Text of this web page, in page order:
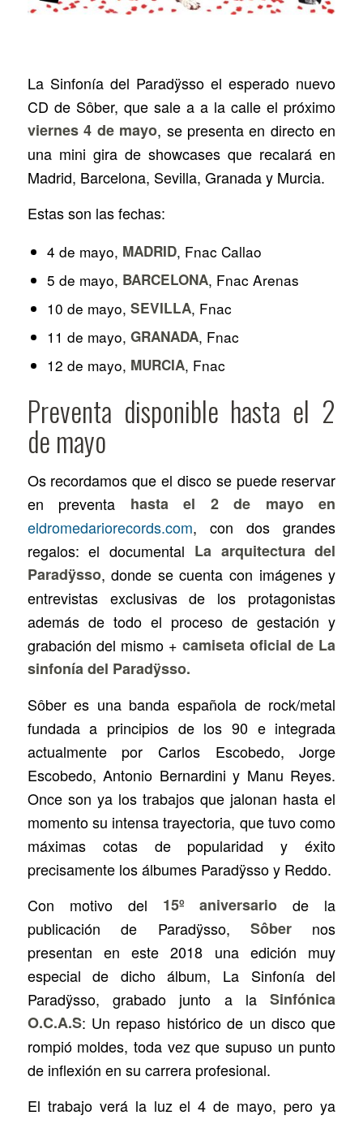
La Sinfonía del Paradÿsso el esperado nuevo
CD de Sôber, que sale a a la calle el próximo
viernes 4 de mayo, se presenta en directo en
una mini gira de showcases que recalará en
Madrid, Barcelona, Sevilla, Granada y Murcia.
Estas son las fechas:
4 de mayo, MADRID, Fnac Callao
5 de mayo, BARCELONA, Fnac Arenas
10 de mayo, SEVILLA, Fnac
11 de mayo, GRANADA, Fnac
12 de mayo, MURCIA, Fnac
Preventa disponible hasta el 2
de mayo
Os recordamos que el disco se puede reservar
en preventa hasta el 2 de mayo en
eldromedariorecords.com, con dos grandes
regalos: el documental La arquitectura del
Paradÿsso, donde se cuenta con imágenes y
entrevistas exclusivas de los protagonistas
además de todo el proceso de gestación y
grabación del mismo +camiseta oficial de La
sinfonía del Paradÿsso.
Sôber es una banda española de rock/metal
fundada a principios de los 90 e integrada
actualmente por Carlos Escobedo, Jorge
Escobedo, Antonio Bernardini y Manu Reyes.
Once son ya los trabajos que jalonan hasta el
momento su intensa trayectoria, que tuvo como
máximas cotas de popularidad y éxito
precisamente los álbumes Paradÿssoy Reddo.
Con motivo del 15º aniversario de la
publicación de Paradÿsso, Sôbernos
presentan en este 2018 una edición muy
especial de dicho álbum, La Sinfonía del
Paradÿsso, grabado junto a laSinfónica
O.C.A.S: Un repaso histórico de un disco que
rompió moldes, toda vez que supuso un punto
de inflexión en su carrera profesional.
El trabajo verá la luz el 4 de mayo, pero ya